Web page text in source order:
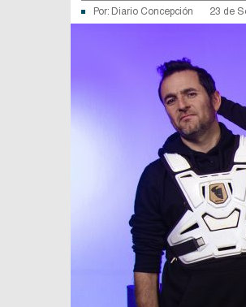
Por: Diario Concepción 23 de